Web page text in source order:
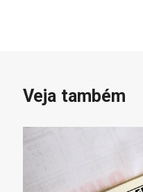
Veja também